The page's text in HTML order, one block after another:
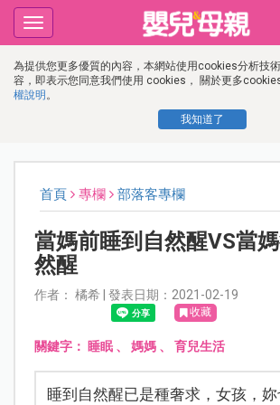
為提供您更多優質的內容，本網站使用cookies分析技
容，即表示您同意我們使用 cookies， 關於更多
權說明 。
我知道了
Toggle
navigation
首頁 專欄 部落客專欄
當媽前睡到自然醒VS當
然醒
作者： 橘希 | 發表日期：2021-02-19
收藏
關鍵字： 睡眠、 媽媽、 育兒生活
睡到自然醒已是種奢求，女孩，